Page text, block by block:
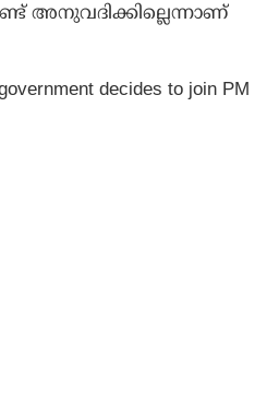
അനുവദിക്കില്ലെന്നാണ്
decides to join PM